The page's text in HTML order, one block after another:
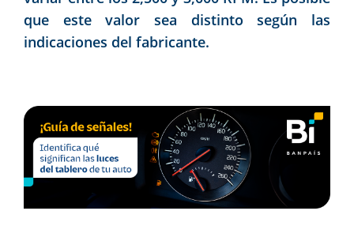
que este valor sea distinto según las
indicaciones del fabricante.